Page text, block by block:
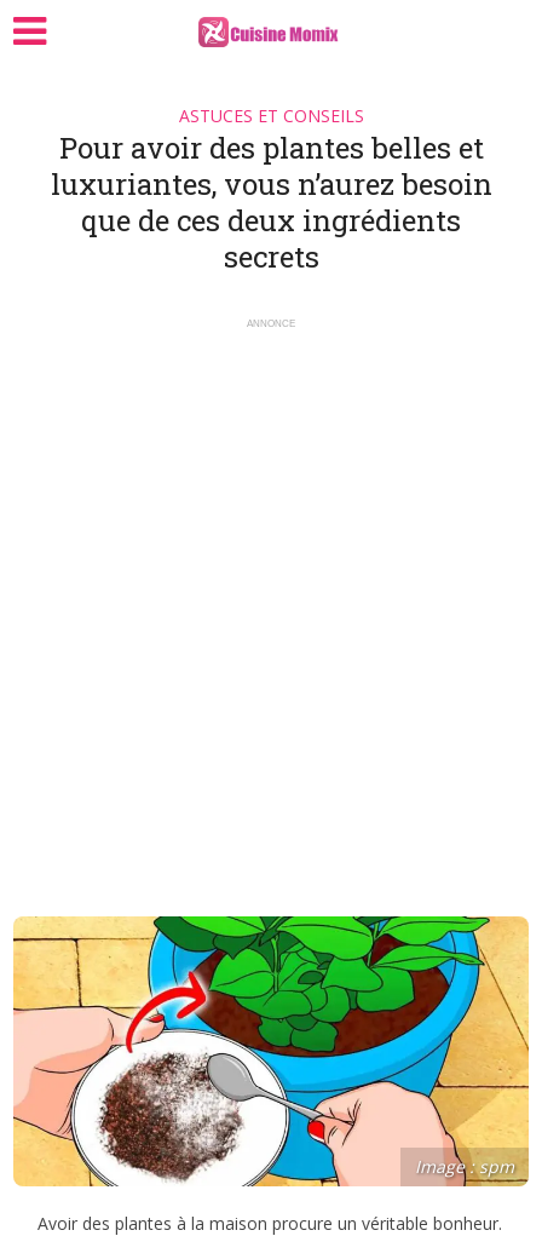
ASTUCES ET CONSEILS
Pour avoir des plantes belles et
luxuriantes, vous n’aurez besoin
que de ces deux ingrédients
secrets
ANNONCE
Image : spm
Avoir des plantes à la maison procure un véritable bonheur.